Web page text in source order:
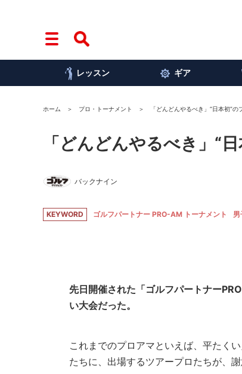
レッスン ギア
ホーム プロ・トーナメント 「どんどんやるべき」“日本初”
「どんどんやるべき」“
バックナイン
KEYWORD ゴルフパートナー PRO-AM トーナメント
先日開催された「ゴルフパートナー
い大会だった。
これまでのプロアマといえば、平たく
たちに、出場するツアープロたちが、